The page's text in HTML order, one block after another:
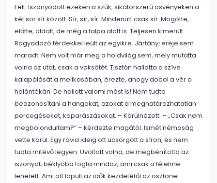
Félt. Iszonyodott ezeken a szűk, sikátorszerű ösvényeken a
két sor sír között. Sír, sír, sír. Mindenütt csak sír. Mögötte,
előtte, oldalt, de még a talpa alatt is. Teljesen kimerült.
Rogyadozó térdekkel leült az egyikre. Jártányi ereje sem
maradt. Nem volt már meg a holdvilág sem, mely mutatta
volna az utat, csak a vaksötét. Tisztán hallotta a szíve
kalapálását a mellkasában, érezte, ahogy dobol a vér a
halántékán. De hallott valami mást is! Nem tudta
beazonosítani a hangokat, azokat a meghatározhatatlan
percegéseket, kaparászásokat. – Körülnézett. – „Csak nem
megbolondultam?” – kérdezte magától. Ismét némaság
vette körül. Egy rövid ideig ott ücsörgött a síron, és nem
tudta mitévő legyen. Üvöltött volna, de megbénította az
iszonyat, béklyóba fogta mindaz, ami csak a félelme
lehetett. Ami ott lapult az idők kezdetétől az ösztönei